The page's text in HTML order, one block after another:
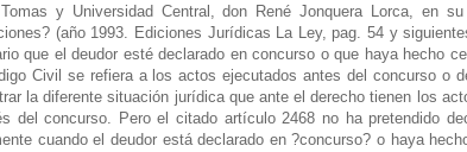
y Universidad Central, don René Jonquera Lorca, en
(año 1993. Ediciones Jurídicas La Ley, pag. 54 y
que el deudor esté declarado en concurso o que haya hecho
Civil se refiera a los actos ejecutados antes del concurso o
la diferente situación jurídica que ante el derecho tienen los
del concurso. Pero el citado artículo 2468 no ha pretendido
cuando el deudor está declarado en ?concurso? o haya